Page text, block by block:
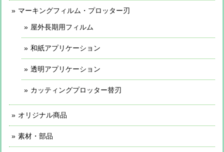
マーキングフィルム・プロッター刃
屋外長期用フィルム
和紙アプリケーション
透明アプリケーション
カッティングプロッター替刃
オリジナル商品
素材・部品